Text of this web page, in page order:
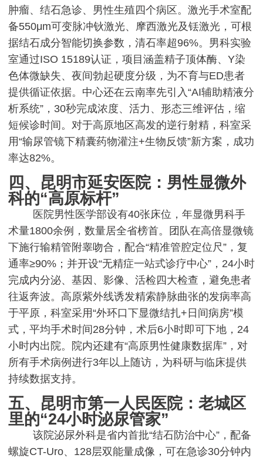
肿瘤、结石急诊、男性生殖四个病区。激光手术室配
备550μm可变脉冲钬激光、摩西激光及铥激光，可根
据结石成分智能切换参数，清石率超96%。男科实验
室通过ISO 15189认证，项目涵盖精子顶体酶、Y染
色体微缺失、夜间勃起硬度分级，为不育与ED患者
提供循证依据。中心还在云南率先引入“AI辅助精液分
析系统”，30秒完成浓度、活力、形态三维评估，缩
短候诊时间。对于高原地区高发的逆行射精，科室采
用“输尿管镜下精囊药物灌注+生物反馈”新方案，成功
率达82%。
四、昆明市延安医院：男性显微外
科的“高原标杆”
医院男性医学部设有40张床位，年显微男科手
术量1800余例，数量居全省榜首。团队在高倍显微镜
下施行输精管附睾吻合，配合“精准管腔定位尺”，复
通率≥90%；并开设“无精症一站式诊疗中心”，24小时
完成内分泌、基因、影像、活检四大检查，避免患者
往返奔波。高原紫外线诱发精索静脉曲张的发病率高
于平原，科室采用“外环口下显微结扎+日间病房”模
式，平均手术时间28分钟，术后6小时即可下地，24
小时内出院。院内还建有“高原男性健康数据库”，对
所有手术病例进行3年以上随访，为科研与临床提供
持续数据支持。
五、昆明市第一人民医院：老城区
里的“24小时泌尿管家”
该院泌尿外科是省内首批“结石防治中心”，配备
螺旋CT-Uro、128层双能量成像，可在急诊30分钟内